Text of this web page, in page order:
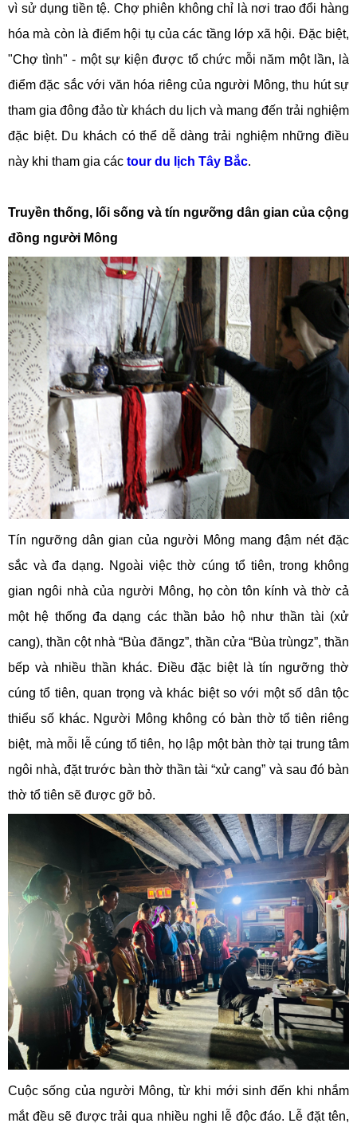
vì sử dụng tiền tệ. Chợ phiên không chỉ là nơi trao đổi hàng
hóa mà còn là điểm hội tụ của các tầng lớp xã hội. Đặc biệt,
"Chợ tình" - một sự kiện được tổ chức mỗi năm một lần, là
điểm đặc sắc với văn hóa riêng của người Mông, thu hút sự
tham gia đông đảo từ khách du lịch và mang đến trải nghiệm
đặc biệt. Du khách có thể dễ dàng trải nghiệm những điều
này khi tham gia các tour du lịch Tây Bắc.
Truyền thống, lối sống và tín ngưỡng dân gian của cộng
đồng người Mông
Tín ngưỡng dân gian của người Mông mang đậm nét đặc
sắc và đa dạng. Ngoài việc thờ cúng tổ tiên, trong không
gian ngôi nhà của người Mông, họ còn tôn kính và thờ cả
một hệ thống đa dạng các thần bảo hộ như thần tài (xử
cang), thần cột nhà “Bùa đăngz”, thần cửa “Bùa trùngz”, thần
bếp và nhiều thần khác. Điều đặc biệt là tín ngưỡng thờ
cúng tổ tiên, quan trọng và khác biệt so với một số dân tộc
thiểu số khác. Người Mông không có bàn thờ tổ tiên riêng
biệt, mà mỗi lễ cúng tổ tiên, họ lập một bàn thờ tại trung tâm
ngôi nhà, đặt trước bàn thờ thần tài “xử cang” và sau đó bàn
thờ tổ tiên sẽ được gỡ bỏ.
Cuộc sống của người Mông, từ khi mới sinh đến khi nhắm
mắt đều sẽ được trải qua nhiều nghi lễ độc đáo. Lễ đặt tên,